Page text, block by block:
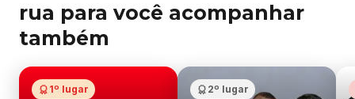
rua para você acompanhar
também
1º lugar 2º lugar